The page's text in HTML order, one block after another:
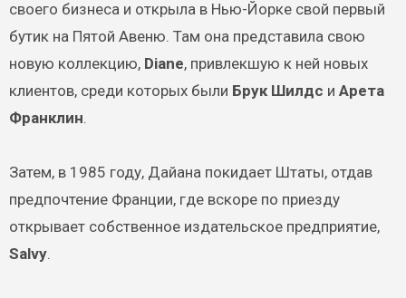
своего бизнеса и открыла в Нью-Йорке свой первый
бутик на Пятой Авеню. Там она представила свою
новую коллекцию, Diane, привлекшую к ней новых
клиентов, среди которых были Брук Шилдс и Арета
Франклин.
Затем, в 1985 году, Дайана покидает Штаты, отдав
предпочтение Франции, где вскоре по приезду
открывает собственное издательское предприятие,
Salvy.